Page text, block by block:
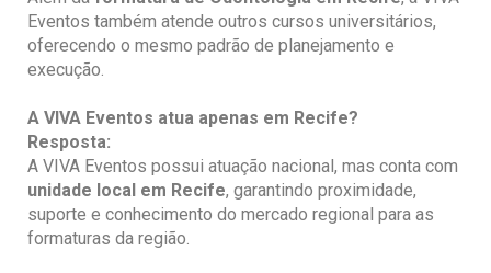
Eventos também atende outros cursos universitários,
oferecendo o mesmo padrão de planejamento e
execução.
A VIVA Eventos atua apenas em Recife?
Resposta:
A VIVA Eventos possui atuação nacional, mas conta com
unidade local em Recife, garantindo proximidade,
suporte e conhecimento do mercado regional para as
formaturas da região.